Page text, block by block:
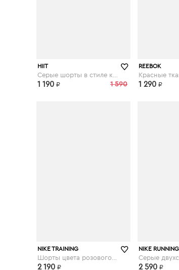
HIIT
1 590
1 190 ₽
REEBOK
1 290 ₽
asos.com
NIKE TRAINING
2 190 ₽
NIKE RUNNING
2 590 ₽